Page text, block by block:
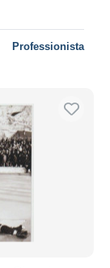
Professionista